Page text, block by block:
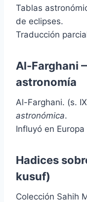
Tablas
de eclipses.
Traducción
Al-Farghani
astronomía
Al-Farghani. (s.
astronómica.
Influyó en Europa
Hadices
kusuf)
Colección Sahih